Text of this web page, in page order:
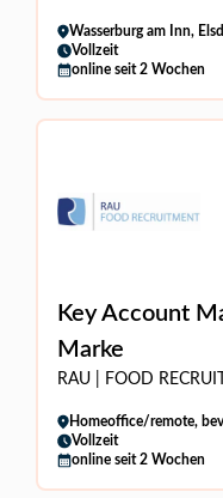
Wasserburg am Inn,
Vollzeit
online seit 2 Wochen
Key Account
Marke
RAU | FOOD
Homeoffice/remote,
Vollzeit
online seit 2 Wochen